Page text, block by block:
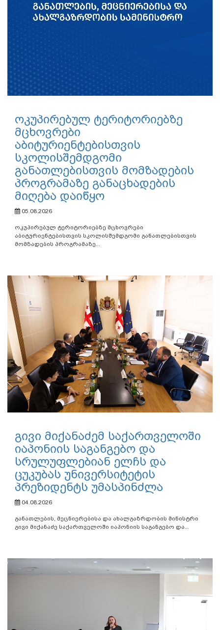
ოკუპირებულ ტერიტორიებზე
მცხოვრები
აბიტურიენტებისთვის
სკოლისშემდგომი
განათლებისთვის მომზადების
პროგრამაზე განაცხადების
მიღება დაიწყო
05.08.2026
ოკუპირებულ ტერიტორიებზე მცხოვრები
აბიტურიენტებისთვის სკოლისშემდგომი განათლებისთვის
მომზადების პროგრამაზე...
გივი მიქანაძემ საქართველოში
იაპონიის საგანგებო და
სრულუფლებიან ელჩს და
ცუკუბას უნივერსიტეტის
პრეზიდენტს უმასპინძლა
04.08.2026
განათლების, მეცნიერებისა და ახალგაზრდობის მინისტრი
გივი მიქანაძე საქართველოში იაპონიის საგანგებო და...